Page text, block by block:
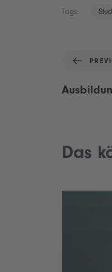
Tags:
e
s
Das